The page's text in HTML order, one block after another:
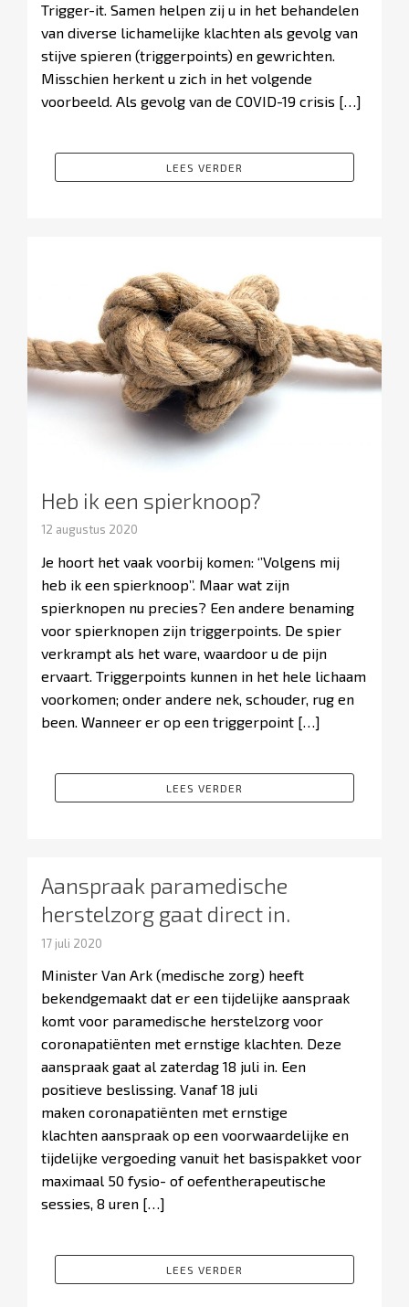
Trigger-it. Samen helpen zij u in het behandelen
van diverse lichamelijke klachten als gevolg van
stijve spieren (triggerpoints) en gewrichten.
Misschien herkent u zich in het volgende
voorbeeld. Als gevolg van de COVID-19 crisis […]
LEES VERDER
Heb ik een spierknoop?
12 augustus 2020
Je hoort het vaak voorbij komen: ‘’Volgens mij
heb ik een spierknoop’’. Maar wat zijn
spierknopen nu precies? Een andere benaming
voor spierknopen zijn triggerpoints. De spier
verkrampt als het ware, waardoor u de pijn
ervaart. Triggerpoints kunnen in het hele lichaam
voorkomen; onder andere nek, schouder, rug en
been. Wanneer er op een triggerpoint […]
LEES VERDER
Aanspraak paramedische
herstelzorg gaat direct in.
17 juli 2020
Minister Van Ark (medische zorg) heeft
bekendgemaakt dat er een tijdelijke aanspraak
komt voor paramedische herstelzorg voor
coronapatiënten met ernstige klachten. Deze
aanspraak gaat al zaterdag 18 juli in. Een
positieve beslissing. Vanaf 18 juli
maken coronapatiënten met ernstige
klachten aanspraak op een voorwaardelijke en
tijdelijke vergoeding vanuit het basispakket voor
maximaal 50 fysio- of oefentherapeutische
sessies, 8 uren […]
LEES VERDER